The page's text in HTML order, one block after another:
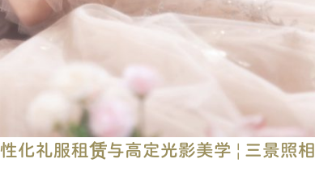
化礼服租赁与高定光影美学 | 三景照相